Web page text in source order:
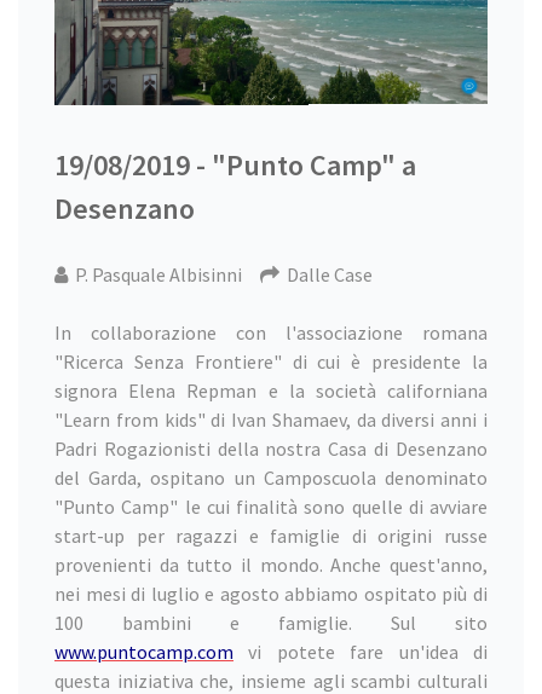
19/08/2019 - "Punto Camp" a
Desenzano
P. Pasquale Albisinni Dalle Case
In collaborazione con l'associazione romana
"Ricerca Senza Frontiere" di cui è presidente la
signora Elena Repman e la società californiana
"Learn from kids" di Ivan Shamaev, da diversi anni i
Padri Rogazionisti della nostra Casa di Desenzano
del Garda, ospitano un Camposcuola denominato
"Punto Camp" le cui finalità sono quelle di avviare
start-up per ragazzi e famiglie di origini russe
provenienti da tutto il mondo. Anche quest'anno,
nei mesi di luglio e agosto abbiamo ospitato più di
100 bambini e famiglie. Sul sito
www.puntocamp.com vi potete fare un'idea di
questa iniziativa che, insieme agli scambi culturali